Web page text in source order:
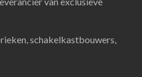
schakelkastbouwers,